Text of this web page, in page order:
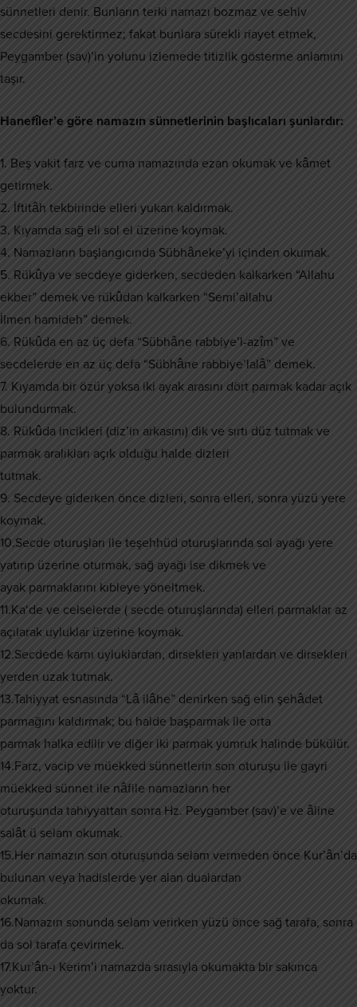
sünnetleri denir. Bunların terki namazı bozmaz ve sehiv
secdesini gerektirmez; fakat bunlara sürekli riayet etmek,
Peygamber (sav)’in yolunu izlemede titizlik gösterme anlamını
taşır.
Hanefîler’e göre namazın sünnetlerinin başlıcaları şunlardır:
1. Beş vakit farz ve cuma namazında ezan okumak ve kâmet
getirmek.
2. İftitâh tekbirinde elleri yukarı kaldırmak.
3. Kıyamda sağ eli sol el üzerine koymak.
4. Namazların başlangıcında Sübhâneke’yi içinden okumak.
5. Rükûya ve secdeye giderken, secdeden kalkarken “Allahu
ekber” demek ve rükûdan kalkarken “Semi’allahu
İlmen hamideh” demek.
6. Rükûda en az üç defa “Sübhâne rabbiye’l-azîm” ve
secdelerde en az üç defa “Sübhâne rabbiye’lalâ” demek.
7. Kıyamda bir özür yoksa iki ayak arasını dört parmak kadar açık
bulundurmak.
8. Rükûda incikleri (diz’in arkasını) dik ve sırtı düz tutmak ve
parmak aralıkları açık olduğu halde dizleri
tutmak.
9. Secdeye giderken önce dizleri, sonra elleri, sonra yüzü yere
koymak.
10.Secde oturuşları ile teşehhüd oturuşlarında sol ayağı yere
yatırıp üzerine oturmak, sağ ayağı ise dikmek ve
ayak parmaklarını kıbleye yöneltmek.
11.Ka‘de ve celselerde ( secde oturuşlarında) elleri parmaklar az
açılarak uyluklar üzerine koymak.
12.Secdede karnı uyluklardan, dirsekleri yanlardan ve dirsekleri
yerden uzak tutmak.
13.Tahiyyat esnasında “Lâ ilâhe” denirken sağ elin şehâdet
parmağını kaldırmak; bu halde başparmak ile orta
parmak halka edilir ve diğer iki parmak yumruk halinde bükülür.
14.Farz, vacip ve müekked sünnetlerin son oturuşu ile gayri
müekked sünnet ile nâfile namazların her
oturuşunda tahiyyattan sonra Hz. Peygamber (sav)’e ve âline
salât ü selam okumak.
15.Her namazın son oturuşunda selam vermeden önce Kur’ân’da
bulunan veya hadislerde yer alan dualardan
okumak.
16.Namazın sonunda selam verirken yüzü önce sağ tarafa, sonra
da sol tarafa çevirmek.
17.Kur’ân-ı Kerim’i namazda sırasıyla okumakta bir sakınca
yoktur.